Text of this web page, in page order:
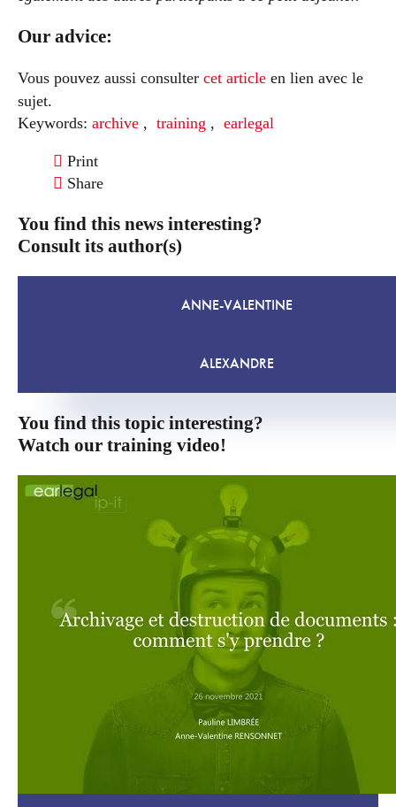
Our advice:
Vous pouvez aussi consulter cet article en lien avec le
sujet.
Keywords: archive , training , earlegal
Print
Share
You find this news interesting?
Consult its author(s)
ANNE-VALENTINE
ALEXANDRE
You find this topic interesting?
Watch our training video!